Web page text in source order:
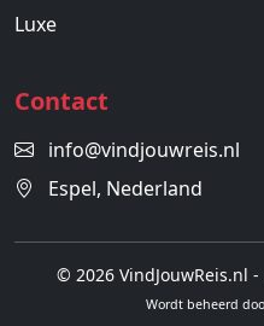
Luxe
Contact
info@vindjouwreis.nl
Espel, Nederland
© 2026 VindJouwReis.nl
Wordt beheerd